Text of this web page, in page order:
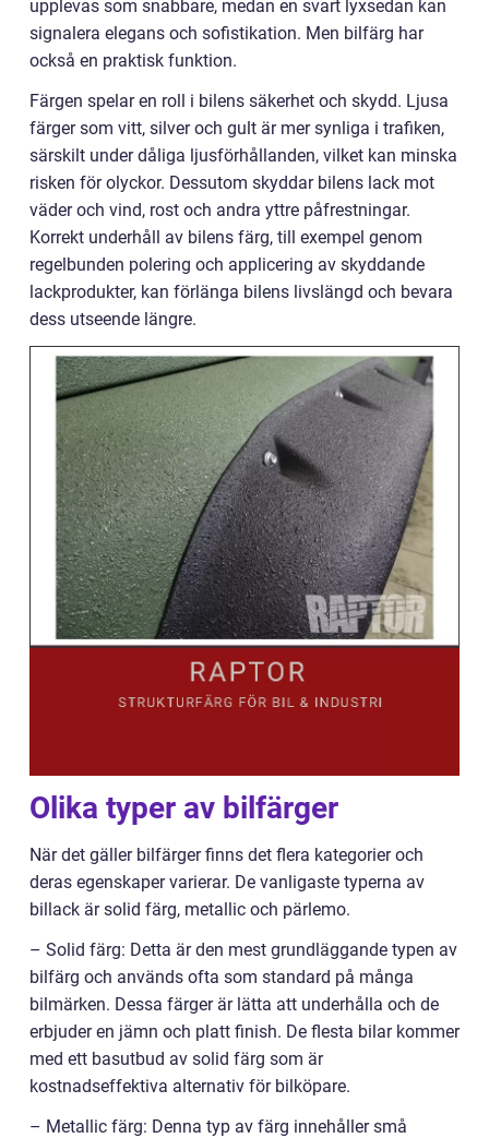
upplevas som snabbare, medan en svart lyxsedan kan
signalera elegans och sofistikation. Men bilfärg har
också en praktisk funktion.
Färgen spelar en roll i bilens säkerhet och skydd. Ljusa
färger som vitt, silver och gult är mer synliga i trafiken,
särskilt under dåliga ljusförhållanden, vilket kan minska
risken för olyckor. Dessutom skyddar bilens lack mot
väder och vind, rost och andra yttre påfrestningar.
Korrekt underhåll av bilens färg, till exempel genom
regelbunden polering och applicering av skyddande
lackprodukter, kan förlänga bilens livslängd och bevara
dess utseende längre.
Olika typer av bilfärger
När det gäller bilfärger finns det flera kategorier och
deras egenskaper varierar. De vanligaste typerna av
billack är solid färg, metallic och pärlemo.
– Solid färg: Detta är den mest grundläggande typen av
bilfärg och används ofta som standard på många
bilmärken. Dessa färger är lätta att underhålla och de
erbjuder en jämn och platt finish. De flesta bilar kommer
med ett basutbud av solid färg som är
kostnadseffektiva alternativ för bilköpare.
– Metallic färg: Denna typ av färg innehåller små